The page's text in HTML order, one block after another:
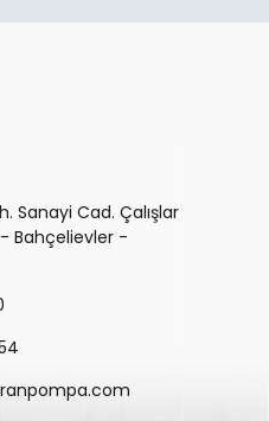
Sanayi Cad. Çalışlar
- Bahçelievler -